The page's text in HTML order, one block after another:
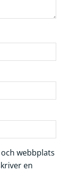
webbplats
en